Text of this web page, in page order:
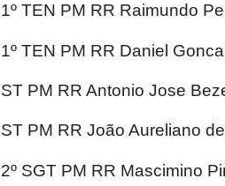
1º TEN PM RR Raimundo
1º TEN PM RR Daniel
ST PM RR Antonio Jose
ST PM RR João Aureliano
2º SGT PM RR Mascimino